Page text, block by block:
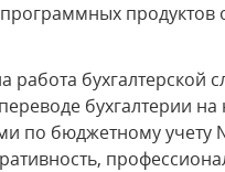
продуктов
бухгалтерской
бухгалтерии
по бюджетному